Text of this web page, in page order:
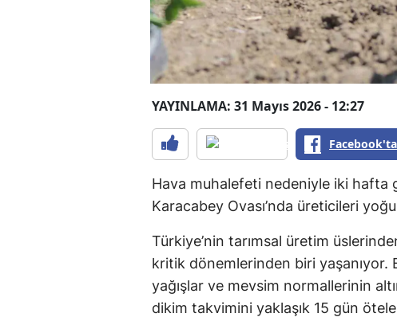
YAYINLAMA: 31 Mayıs 2026 - 12:27
Hava muhalefeti nedeniyle iki hafta
Karacabey Ovası’nda üreticileri
Türkiye’nin tarımsal üretim
kritik dönemlerinden biri yaşanıyor.
yağışlar ve mevsim normallerinin
dikim takvimini yaklaşık 15 gün